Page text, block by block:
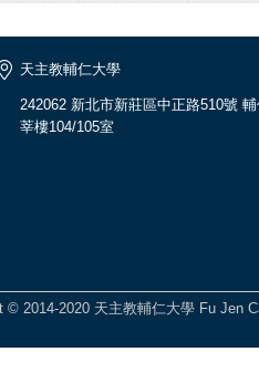
天主教輔仁大學
242062 新北市新莊區中正路510號
莘樓104/105室
© 2014-2020 天主教輔仁大學 Fu Jen